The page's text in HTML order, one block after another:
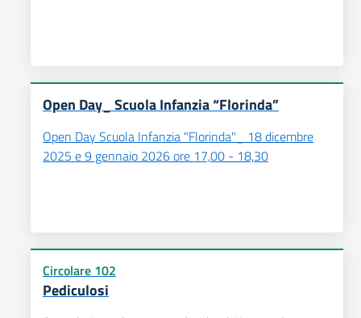
Open Day_ Scuola Infanzia “Florinda”
Open Day Scuola Infanzia "Florinda"_ 18 dicembre
2025 e 9 gennaio 2026 ore 17,00 - 18,30
Circolare 102
Pediculosi